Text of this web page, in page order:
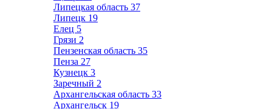
Липецкая область 37
Липецк 19
Елец 5
Грязи 2
Пензенская область 35
Пенза 27
Кузнецк 3
Заречный 2
Архангельская область 33
Архангельск 19